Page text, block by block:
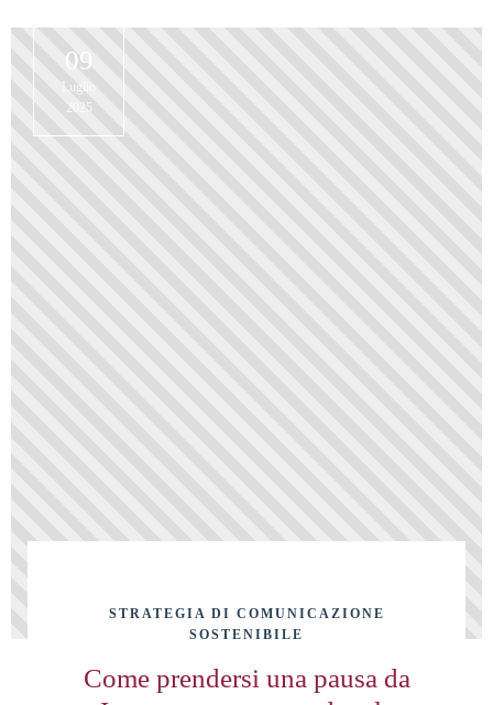
09
Luglio
2025
STRATEGIA DI COMUNICAZIONE
SOSTENIBILE
Come prendersi una pausa da